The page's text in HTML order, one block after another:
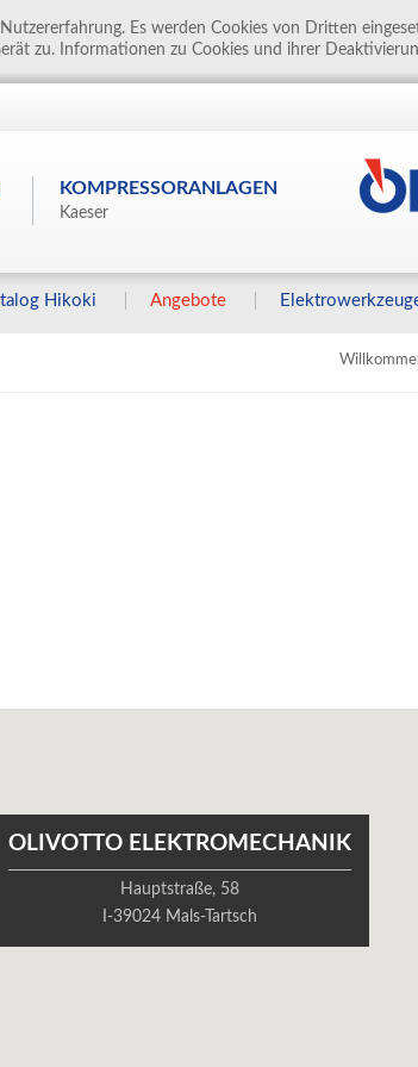
Es werden Cookies von Dritten
zu. Informationen zu Cookies und ihrer
Hikoki Angebote
KOMPRESSORANLAGEN
Kaeser
OLIVOTTO ELEKTROMECHANIK
Hauptstraße, 58
I-39024 Mals-Tartsch